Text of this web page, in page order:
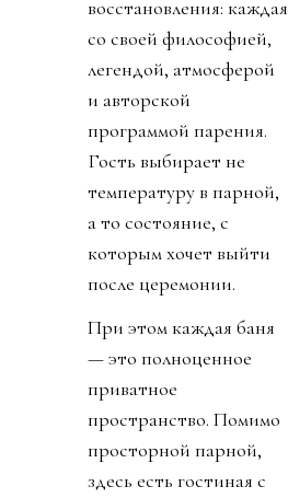
восстановления: каждая
со своей философией,
легендой, атмосферой
и авторской
программой парения.
Гость выбирает не
температуру в парной,
а то состояние, с
которым хочет выйти
после церемонии.
При этом каждая баня
— это полноценное
приватное
пространство. Помимо
просторной парной,
здесь есть гостиная с